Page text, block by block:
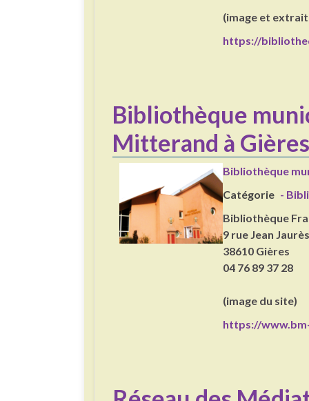
(image et
https://
Bibliothèque
Mitterand à Gières
Bibliothèque
Catégorie -
Bibliothèque
9 rue Jean Jaurès
38610 Gières
04 76 89 37 28
(image du site)
https://